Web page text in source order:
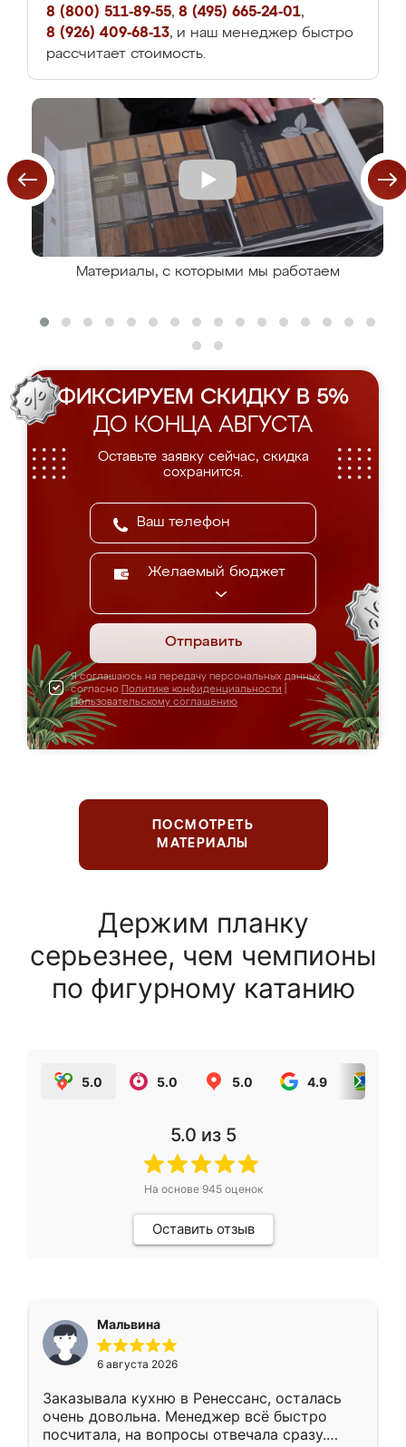
8 (800) 511-89-55, 8 (495) 665-24-01,
8 (926) 409-68-13, и наш менеджер быстро
рассчитает стоимость.
Материалы, с которыми мы работаем
ФИКСИРУЕМ СКИДКУ В 5%
ДО КОНЦА АВГУСТА
Оставьте заявку сейчас, скидка
сохранится.
Желаемый бюджет
Отправить
Я соглашаюсь на передачу персональных данных
согласно Политике конфиденциальности
Пользовательскому соглашению
ПОСМОТРЕТЬ
МАТЕРИАЛЫ
Держим планку
серьезнее, чем чемпионы
по фигурному катанию
5.0 5.0 5.0 4.9
5.0 из 5
На основе 945оценок
Оставить отзыв
Мальвина
6 августа 2026
Заказывала кухню в Ренессанс, осталась
очень довольна. Менеджер всё быстро
посчитала, на вопросы отвечала сразу.